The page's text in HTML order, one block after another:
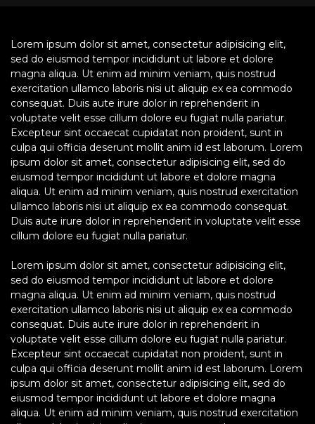
Lorem ipsum dolor sit amet, consectetur adipisicing elit,
sed do eiusmod tempor incididunt ut labore et dolore
magna aliqua. Ut enim ad minim veniam, quis nostrud
exercitation ullamco laboris nisi ut aliquip ex ea commodo
consequat. Duis aute irure dolor in reprehenderit in
voluptate velit esse cillum dolore eu fugiat nulla pariatur.
Excepteur sint occaecat cupidatat non proident, sunt in
culpa qui officia deserunt mollit anim id est laborum. Lorem
ipsum dolor sit amet, consectetur adipisicing elit, sed do
eiusmod tempor incididunt ut labore et dolore magna
aliqua. Ut enim ad minim veniam, quis nostrud exercitation
ullamco laboris nisi ut aliquip ex ea commodo consequat.
Duis aute irure dolor in reprehenderit in voluptate velit esse
cillum dolore eu fugiat nulla pariatur.
Lorem ipsum dolor sit amet, consectetur adipisicing elit,
sed do eiusmod tempor incididunt ut labore et dolore
magna aliqua. Ut enim ad minim veniam, quis nostrud
exercitation ullamco laboris nisi ut aliquip ex ea commodo
consequat. Duis aute irure dolor in reprehenderit in
voluptate velit esse cillum dolore eu fugiat nulla pariatur.
Excepteur sint occaecat cupidatat non proident, sunt in
culpa qui officia deserunt mollit anim id est laborum. Lorem
ipsum dolor sit amet, consectetur adipisicing elit, sed do
eiusmod tempor incididunt ut labore et dolore magna
aliqua. Ut enim ad minim veniam, quis nostrud exercitation